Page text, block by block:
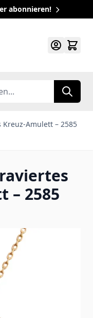
abonnieren!
Amulett – 2585
– 2585